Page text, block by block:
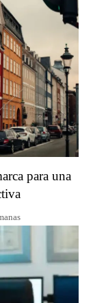
para una